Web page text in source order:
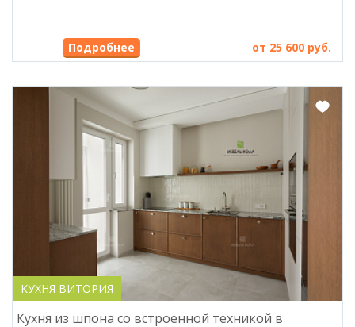
от 25 600 руб.
КУХНЯ ВИТОРИЯ
Кухня из шпона со встроенной техникой в